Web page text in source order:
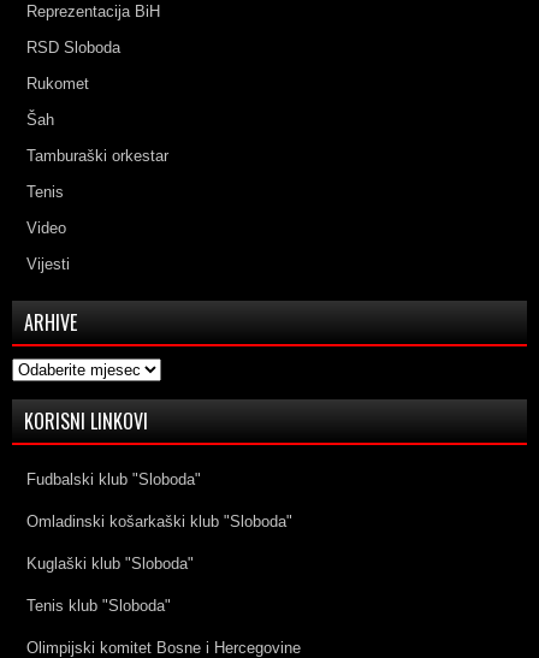
Reprezentacija BiH
RSD Sloboda
Rukomet
Šah
Tamburaški orkestar
Tenis
Video
Vijesti
ARHIVE
Arhive
KORISNI LINKOVI
Fudbalski klub "Sloboda"
Omladinski košarkaški klub "Sloboda"
Kuglaški klub "Sloboda"
Tenis klub "Sloboda"
Olimpijski komitet Bosne i Hercegovine